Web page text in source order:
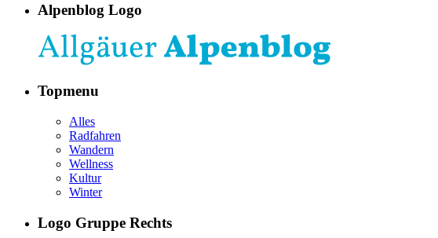
Alpenblog Logo
Topmenu
Alles
Radfahren
Wandern
Wellness
Kultur
Winter
Logo Gruppe Rechts